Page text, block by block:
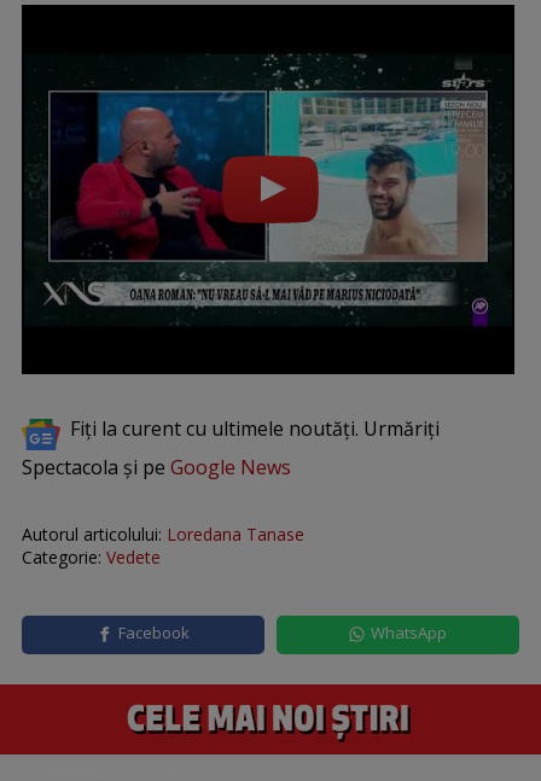
Fiți la curent cu ultimele noutăți. Urmăriți
Spectacola și pe Google News
Autorul articolului: Loredana Tanase
Categorie: Vedete
Facebook WhatsApp